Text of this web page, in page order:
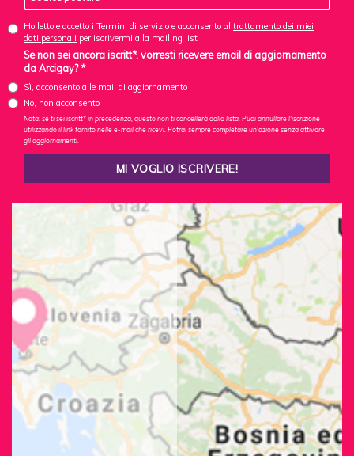
Ho letto e accetto i Termini di servizio e acconsento al trattamento dei miei
dati personali per iscrivermi alla mailing list
Se non sei ancora iscritt*, vorresti ricevere email di aggiornamento
da Arcigay? *
Sì, acconsento alle mail di aggiornamento
No, non acconsento
Nota: se ti sei iscritt* in precedenza, questo non ti cancellerà dalla lista. Puoi annullare l'iscrizione
utilizzando il link fornito nelle e-mail che ricevi. Potrai sempre completare un'azione senza attivare
gli aggiornamenti.